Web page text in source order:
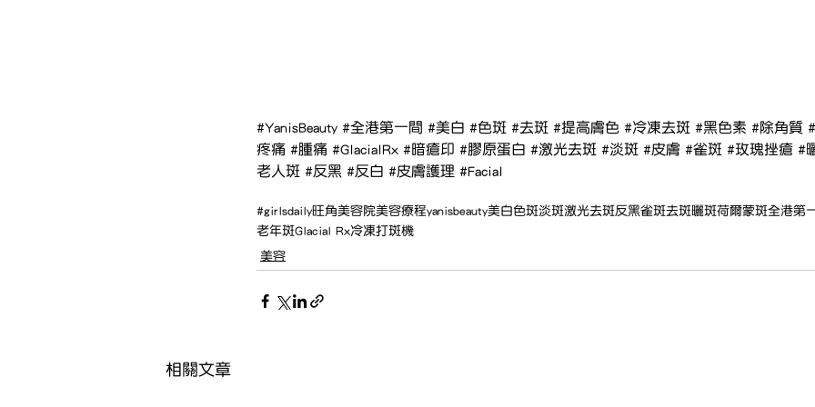
#YanisBeauty #全港第一間 #美白 #色斑 #去斑 #提高膚色 #冷凍去斑 #黑色素 #除角質
疼痛 #腫痛 #GlacialRx #暗瘡印 #膠原蛋白 #激光去斑 #淡斑 #皮膚 #雀斑 #玫瑰挫瘡 #
老人斑 #反黑 #反白 #皮膚護理 #Facial
#girlsdaily旺角美容院美容療程yanisbeauty美白色斑淡斑激光去斑反黑雀斑去斑曬斑荷爾蒙斑全港第
老年斑Glacial Rx冷凍打斑機
美容
相關文章